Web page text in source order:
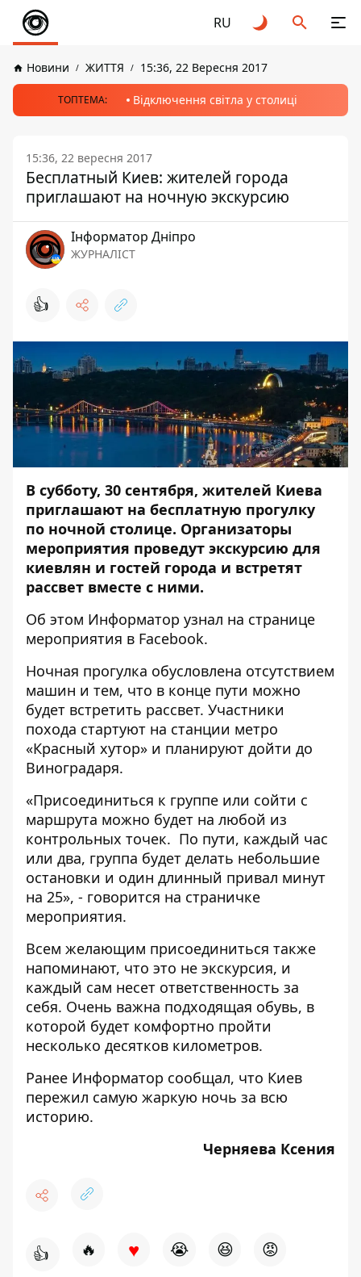
RU
Новини ЖИТТЯ 15:36, 22 Вересня 2017
ТОПТЕМА: Відключення світла у столиці
15:36, 22 вересня 2017
Бесплатный Киев: жителей города
приглашают на ночную экскурсию
Інформатор Дніпро
ЖУРНАЛІСТ
👍
В субботу, 30 сентября, жителей Киева
приглашают на бесплатную прогулку
по ночной столице. Организаторы
мероприятия проведут экскурсию для
киевлян и гостей города и встретят
рассвет вместе с ними.
Об этом Информатор узнал на странице
мероприятия в Facebook.
Ночная прогулка обусловлена отсутствием
машин и тем, что в конце пути можно
будет встретить рассвет. Участники
похода стартуют на станции метро
«Красный хутор» и планируют дойти до
Виноградаря.
«Присоединиться к группе или сойти с
маршрута можно будет на любой из
контрольных точек. По пути, каждый час
или два, группа будет делать небольшие
остановки и один длинный привал минут
на 25», - говорится на страничке
мероприятия.
Всем желающим присоединиться также
напоминают, что это не экскурсия, и
каждый сам несет ответственность за
себя. Очень важна подходящая обувь, в
которой будет комфортно пройти
несколько десятков километров.
Ранее Информатор сообщал, что Киев
пережил самую жаркую ночь за всю
историю.
Черняева Ксения
👍 🔥 ♥ 😭 😆 😡